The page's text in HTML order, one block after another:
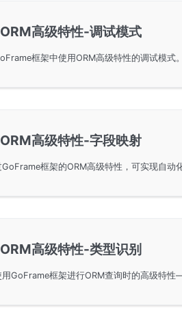
ORM高级特性-调试模式
ORM高级特性-字段映射
ORM高级特性-类型识别